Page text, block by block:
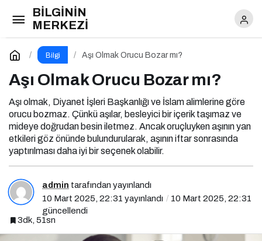
BİLGİNİN
MERKEZİ
Bilgi Aşı Olmak Orucu Bozar mı?
Aşı Olmak Orucu Bozar mı?
Aşı olmak, Diyanet İşleri Başkanlığı ve İslam alimlerine göre
orucu bozmaz. Çünkü aşılar, besleyici bir içerik taşımaz ve
mideye doğrudan besin iletmez. Ancak oruçluyken aşının yan
etkileri göz önünde bulundurularak, aşının iftar sonrasında
yaptırılması daha iyi bir seçenek olabilir.
admin tarafından yayınlandı
10 Mart 2025, 22:31 yayınlandı
10 Mart 2025, 22:31
güncellendi
3dk, 51sn
Aşı Olmak Orucu Bozar mı?
Yorum Yap